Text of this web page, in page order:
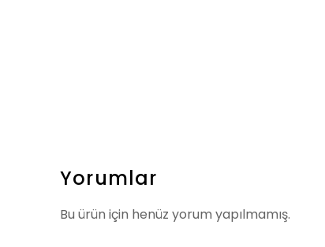
Yorumlar
Bu ürün için henüz yorum yapılmamış.